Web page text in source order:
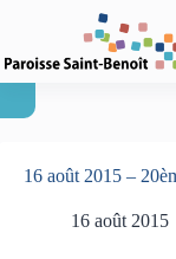
16 août 2015 –
16 août 2015